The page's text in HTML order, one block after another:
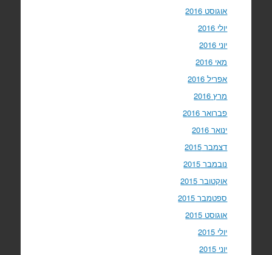
אוגוסט 2016
יולי 2016
יוני 2016
מאי 2016
אפריל 2016
מרץ 2016
פברואר 2016
ינואר 2016
דצמבר 2015
נובמבר 2015
אוקטובר 2015
ספטמבר 2015
אוגוסט 2015
יולי 2015
יוני 2015